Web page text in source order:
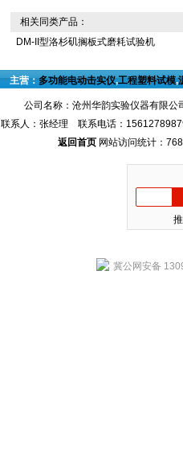
相关同类产品：
DM-II型洛杉矶搁板式磨耗试验机
主营：多功能电动击实仪,工程塑料试模,
公司名称：沧州华韵实验仪器有限
联系人：张经理 联系电话：
返回首页 网站访问统计：
冀公网安备